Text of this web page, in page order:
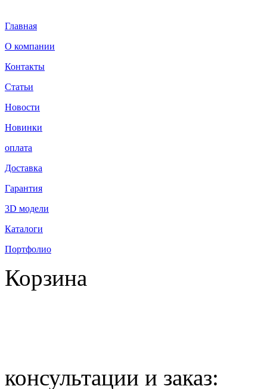
Главная
О компании
Контакты
Статьи
Новости
Новинки
оплата
Доставка
Гарантия
3D модели
Каталоги
Портфолио
Корзина
консультации и заказ: